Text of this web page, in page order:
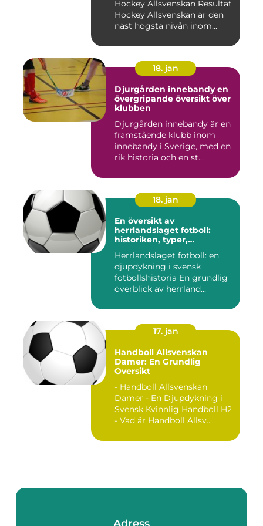
Hockey Allsvenskan Resultat
Hockey Allsvenskan är den
näst högsta nivån inom...
18. jan
Djurgården innebandy en
övergripande översikt över
klubben
Djurgården innebandy är en
framstående klubb inom
innebandy i Sverige, med en
rik historia och en st...
18. jan
En översikt av
herrlandslaget fotboll:
historiken, typer,
Herrlandslaget fotboll: en
djupdykning i svensk
fotbollshistoria En grundlig
överblick av herrland...
17. jan
Handboll Allsvenskan
Damer: En Grundlig
Översikt
- Handboll Allsvenskan
Damer - En Djupdykning i
Svensk Kvinnlig Handboll H2
- Vad är Handboll Allsv...